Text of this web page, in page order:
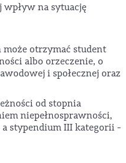
na sytuację
otrzymać student
albo orzeczenie, o
i społecznej oraz
od stopnia
niepełnosprawności,
stypendium III kategorii -